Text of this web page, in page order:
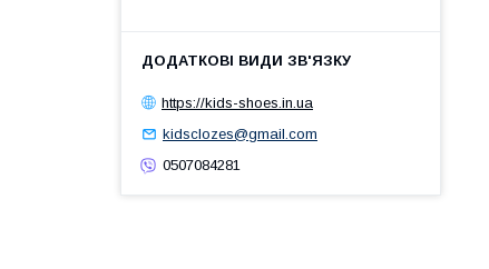
https://kids-shoes.in.ua
kidsclozes@gmail.com
0507084281